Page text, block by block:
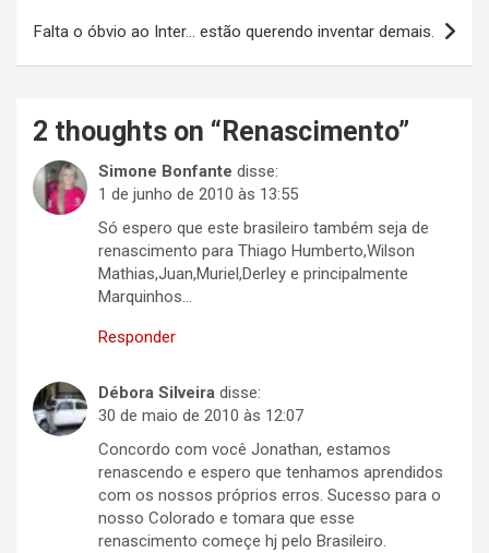
Post
Falta o óbvio ao Inter… estão querendo inventar demais.
2 thoughts on “ Renascimento”
Simone Bonfante disse:
1 de junho de 2010 às 13:55
Só espero que este brasileiro também seja de
renascimento para Thiago Humberto,Wilson
Mathias,Juan,Muriel,Derley e principalmente
Marquinhos…
Responder
Débora Silveira disse:
30 de maio de 2010 às 12:07
Concordo com você Jonathan, estamos
renascendo e espero que tenhamos aprendidos
com os nossos próprios erros. Sucesso para o
nosso Colorado e tomara que esse
renascimento começe hj pelo Brasileiro.